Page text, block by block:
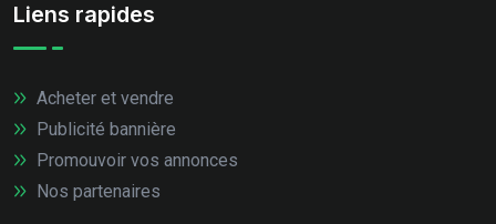
Liens rapides
Acheter et vendre
Publicité bannière
Promouvoir vos annonces
Nos partenaires